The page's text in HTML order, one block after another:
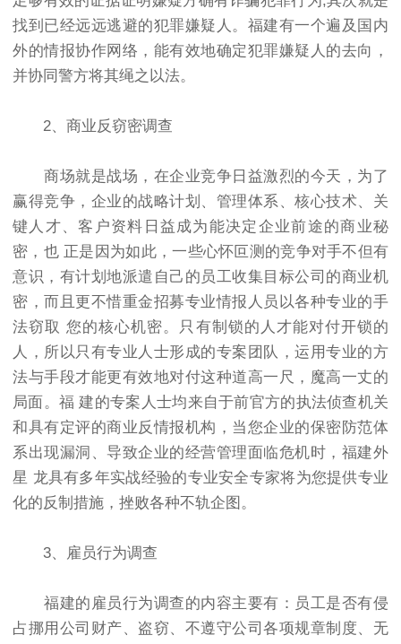
找到已经远远逃避的犯罪嫌疑人。福建有一个遍及国内
外的情报协作网络，能有效地确定犯罪嫌疑人的去向，
并协同警方将其绳之以法。
2、商业反窃密调查
商场就是战场，在企业竞争日益激烈的今天，为了
赢得竞争，企业的战略计划、管理体系、核心技术、关
键人才、客户资料日益成为能决定企业前途的商业秘
密，也 正是因为如此，一些心怀叵测的竞争对手不但有
意识，有计划地派遣自己的员工收集目标公司的商业机
密，而且更不惜重金招募专业情报人员以各种专业的手
法窃取 您的核心机密。只有制锁的人才能对付开锁的
人，所以只有专业人士形成的专案团队，运用专业的方
法与手段才能更有效地对付这种道高一尺，魔高一丈的
局面。福 建的专案人士均来自于前官方的执法侦查机关
和具有定评的商业反情报机构，当您企业的保密防范体
系出现漏洞、导致企业的经营管理面临危机时，福建外
星 龙具有多年实战经验的专业安全专家将为您提供专业
化的反制措施，挫败各种不轨企图。
3、雇员行为调查
福建的雇员行为调查的内容主要有：员工是否有侵
占挪用公司财产、盗窃、不遵守公司各项规章制度、无